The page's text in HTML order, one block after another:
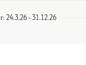
24.3.26 - 31.12.26